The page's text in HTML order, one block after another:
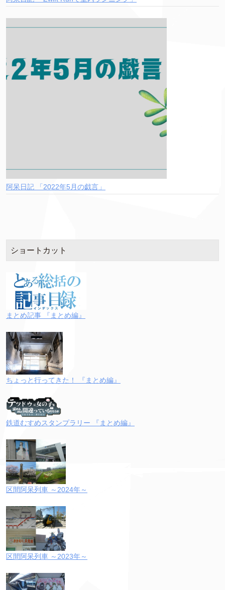
阿呆日記 「2022年5月の戯言」
ショートカット
まとめ記事 『まとめ編』
ちょっと行ってきた！ 『まとめ編』
鉄道むすめスタンプラリー 『まとめ編』
区間阿呆列車 ～2024年～
区間阿呆列車 ～2023年～